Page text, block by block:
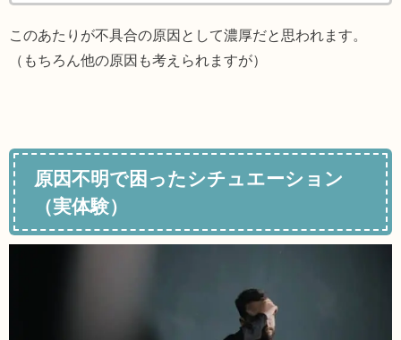
このあたりが不具合の原因として濃厚だと思われます。
（もちろん他の原因も考えられますが）
原因不明で困ったシチュエーション
（実体験）